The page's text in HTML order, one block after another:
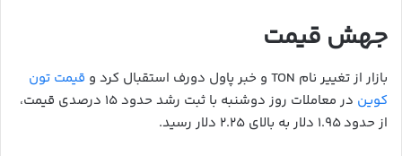
جهش قیمت
بازار از تغییر نام TON و خبر پاول دورف استقبال کرد و
قیمت تون
کوین
در معاملات روز دوشنبه با ثبت رشد حدود ۱۵ درصدی قیمت،
از حدود ۱.۹۵ دلار به بالای ۲.۲۵ دلار رسید.